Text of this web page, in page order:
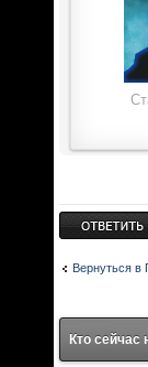
Ответить
Вернуться в
Кто сейчас